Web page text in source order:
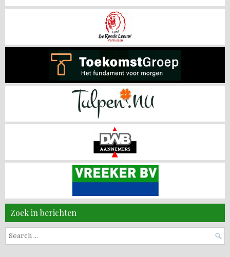
Zoek in berichten
Search
for: